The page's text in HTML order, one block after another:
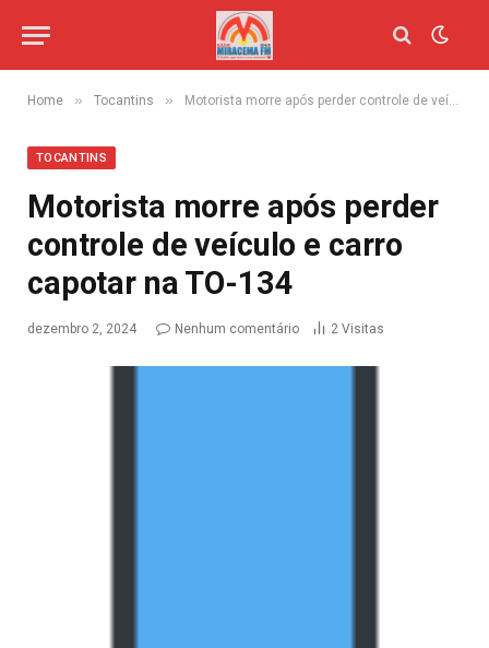
Home » Tocantins » Motorista morre após perder controle de veículo e carro capotar na TO-134
TOCANTINS
Motorista morre após perder
controle de veículo e carro
capotar na TO-134
dezembro 2, 2024 Nenhum comentário 2 Visitas